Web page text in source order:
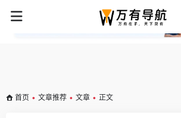
首页 • 文章推荐 • 文章 • 正文